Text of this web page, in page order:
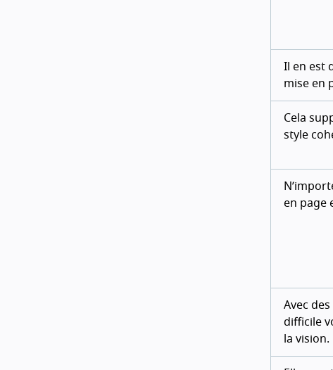
Il en est
mise en
Cela
style
en page
Avec
difficile
la vision.